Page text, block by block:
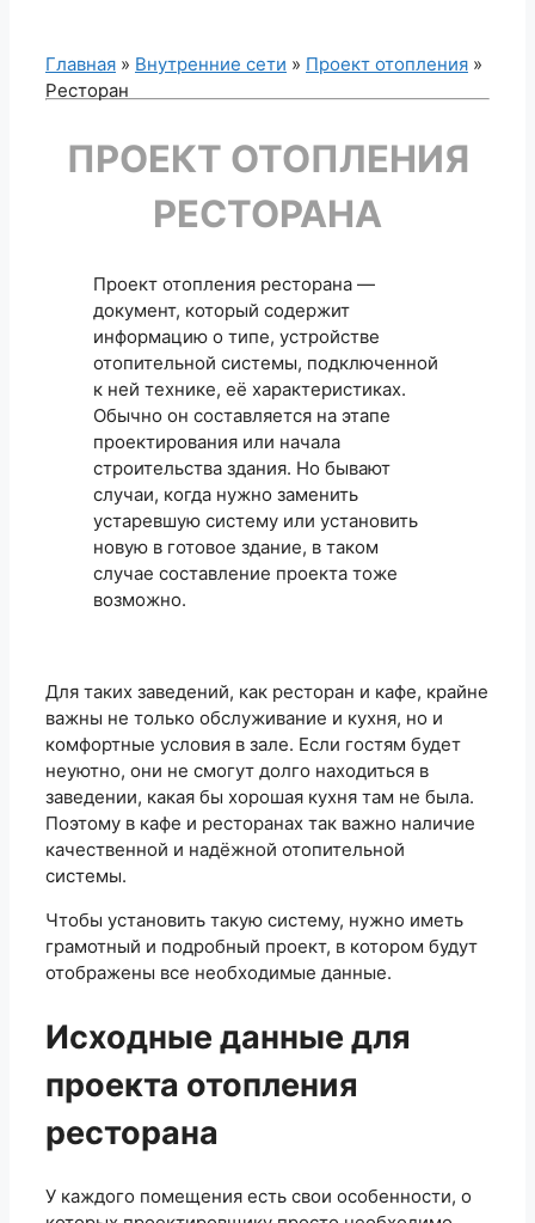
Главная » Внутренние сети » Проект отопления »
Ресторан
ПРОЕКТ ОТОПЛЕНИЯ
РЕСТОРАНА
Проект отопления ресторана —
документ, который содержит
информацию о типе, устройстве
отопительной системы, подключенной
к ней технике, её характеристиках.
Обычно он составляется на этапе
проектирования или начала
строительства здания. Но бывают
случаи, когда нужно заменить
устаревшую систему или установить
новую в готовое здание, в таком
случае составление проекта тоже
возможно.
Для таких заведений, как ресторан и кафе, крайне
важны не только обслуживание и кухня, но и
комфортные условия в зале. Если гостям будет
неуютно, они не смогут долго находиться в
заведении, какая бы хорошая кухня там не была.
Поэтому в кафе и ресторанах так важно наличие
качественной и надёжной отопительной
системы.
Чтобы установить такую систему, нужно иметь
грамотный и подробный проект, в котором будут
отображены все необходимые данные.
Исходные данные для
проекта отопления
ресторана
У каждого помещения есть свои особенности, о